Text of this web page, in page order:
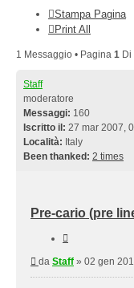
Stampa Pagina
Print All
1 Messaggio • Pagina 1 Di
Staff
moderatore
Messaggi: 160
Iscritto il: 27 mar 2007,
Località: Italy
Been thanked: 2 times
Pre-cario (pre
Messaggio
da Staff » 02 gen